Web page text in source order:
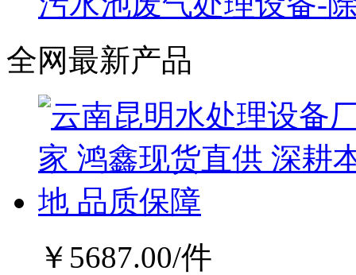
全网最新产品
￥ 5687.00/件